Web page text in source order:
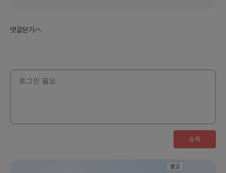
으로 본 서비스에 대한 기획을 시작하게 되었습니다.집
간편하게 탭 한번으로 내가 원하는 곳의 정보를 받아볼
수 있는 서비스를 만들고자 합니다.컨텐츠를 올리게 하
하는 우리 주변 보통의 모든 사람들을 대상으로 하며 궁
댓글닫기
등록
광고